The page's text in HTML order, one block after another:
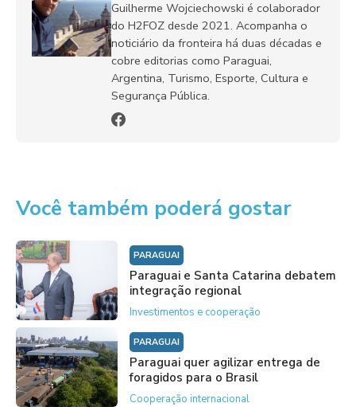
Guilherme Wojciechowski é colaborador
do H2FOZ desde 2021. Acompanha o
noticiário da fronteira há duas décadas e
cobre editorias como Paraguai,
Argentina, Turismo, Esporte, Cultura e
Segurança Pública.
Você também poderá gostar
PARAGUAI
Paraguai e Santa Catarina debatem
integração regional
Investimentos e cooperação
PARAGUAI
Paraguai quer agilizar entrega de
foragidos para o Brasil
Cooperação internacional